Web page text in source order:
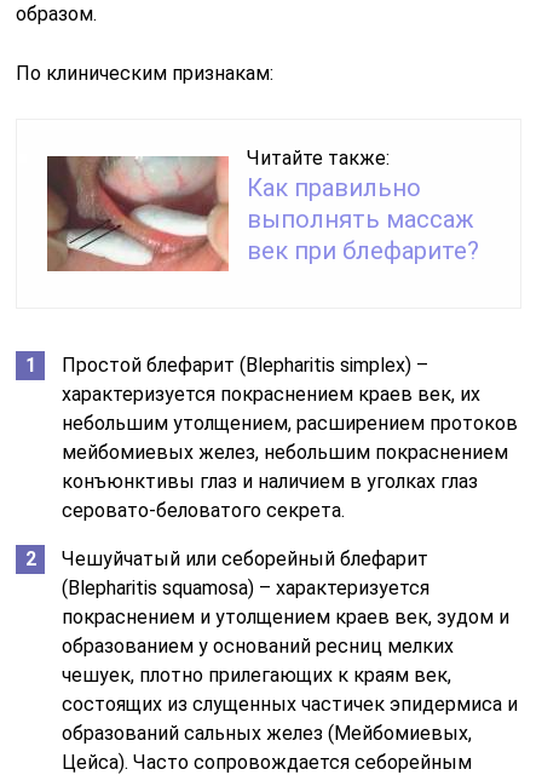
образом.
По клиническим признакам:
Читайте также:
Как правильно
выполнять массаж
век при блефарите?
Простой блефарит (Blepharitis simplex) –
характеризуется покраснением краев век, их
небольшим утолщением, расширением протоков
мейбомиевых желез, небольшим покраснением
конъюнктивы глаз и наличием в уголках глаз
серовато-беловатого секрета.
Чешуйчатый или себорейный блефарит
(Blepharitis squamosa) – характеризуется
покраснением и утолщением краев век, зудом и
образованием у оснований ресниц мелких
чешуек, плотно прилегающих к краям век,
состоящих из слущенных частичек эпидермиса и
образований сальных желез (Мейбомиевых,
Цейса). Часто сопровождается себорейным